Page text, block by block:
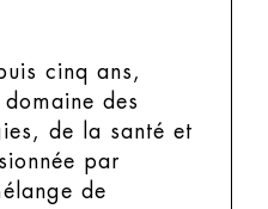
cinq ans,
des
de la santé et
par
de